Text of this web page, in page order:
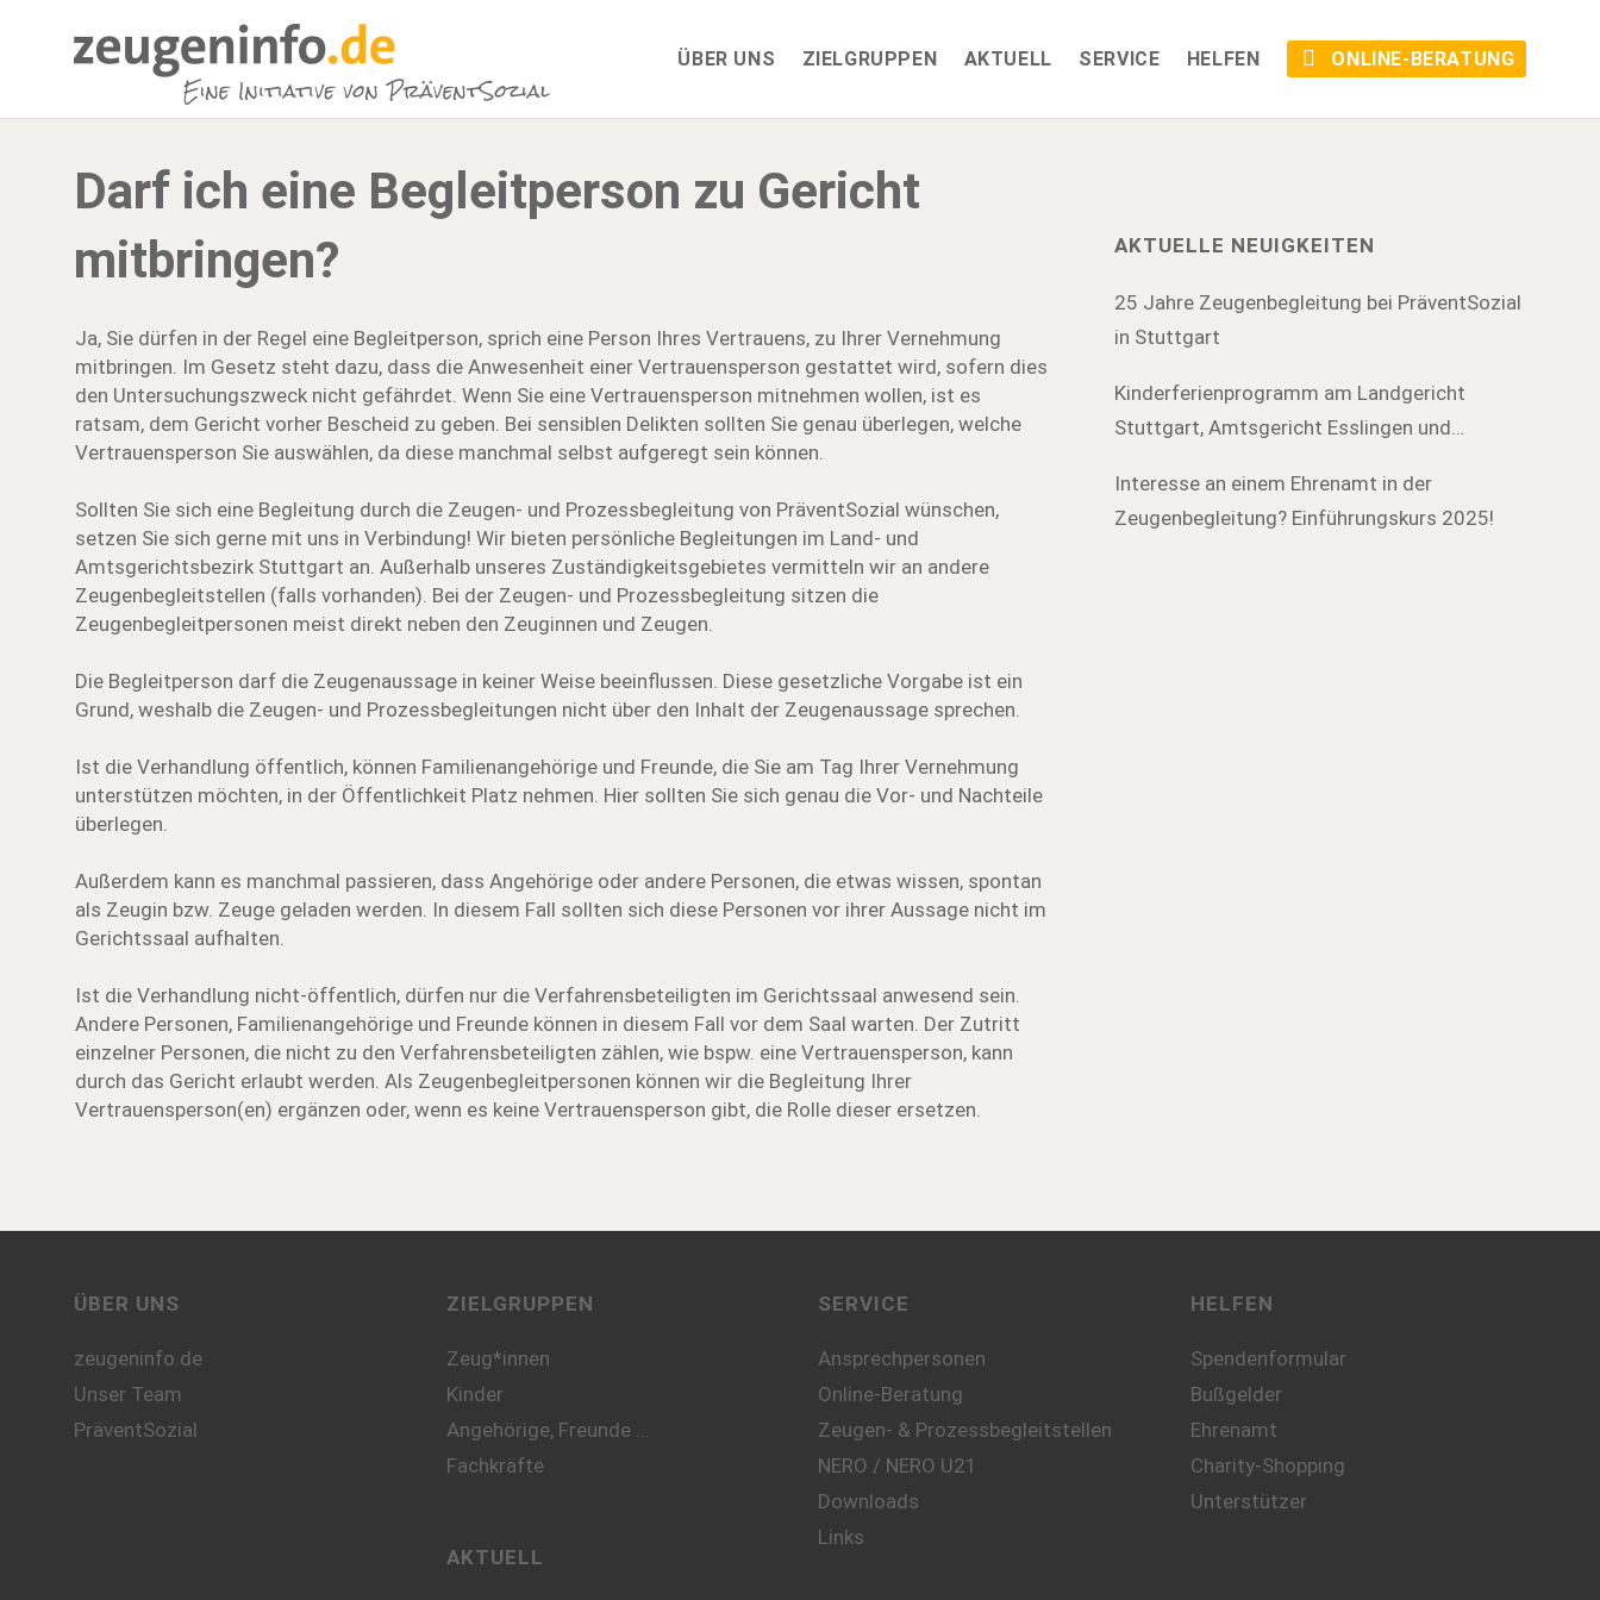
ÜBER UNS ZIELGRUPPEN AKTUELL SERVICE HELFEN ONLINE-BERATUNG
Darf ich eine Begleitperson zu Gericht
mitbringen?
Ja, Sie dürfen in der Regel eine Begleitperson, sprich eine Person Ihres Vertrauens, zu Ihrer Vernehmung
mitbringen. Im Gesetz steht dazu, dass die Anwesenheit einer Vertrauensperson gestattet wird, sofern dies
den Untersuchungszweck nicht gefährdet. Wenn Sie eine Vertrauensperson mitnehmen wollen, ist es
ratsam, dem Gericht vorher Bescheid zu geben. Bei sensiblen Delikten sollten Sie genau überlegen, welche
Vertrauensperson Sie auswählen, da diese manchmal selbst aufgeregt sein können.
Sollten Sie sich eine Begleitung durch die Zeugen- und Prozessbegleitung von PräventSozial wünschen,
setzen Sie sich gerne mit uns in Verbindung! Wir bieten persönliche Begleitungen im Land- und
Amtsgerichtsbezirk Stuttgart an. Außerhalb unseres Zuständigkeitsgebietes vermitteln wir an andere
Zeugenbegleitstellen (falls vorhanden). Bei der Zeugen- und Prozessbegleitung sitzen die
Zeugenbegleitpersonen meist direkt neben den Zeuginnen und Zeugen.
Die Begleitperson darf die Zeugenaussage in keiner Weise beeinflussen. Diese gesetzliche Vorgabe ist ein
Grund, weshalb die Zeugen- und Prozessbegleitungen nicht über den Inhalt der Zeugenaussage sprechen.
Ist die Verhandlung öffentlich, können Familienangehörige und Freunde, die Sie am Tag Ihrer Vernehmung
unterstützen möchten, in der Öffentlichkeit Platz nehmen. Hier sollten Sie sich genau die Vor- und Nachteile
überlegen.
Außerdem kann es manchmal passieren, dass Angehörige oder andere Personen, die etwas wissen, spontan
als Zeugin bzw. Zeuge geladen werden. In diesem Fall sollten sich diese Personen vor ihrer Aussage nicht im
Gerichtssaal aufhalten.
Ist die Verhandlung nicht-öffentlich, dürfen nur die Verfahrensbeteiligten im Gerichtssaal anwesend sein.
Andere Personen, Familienangehörige und Freunde können in diesem Fall vor dem Saal warten. Der Zutritt
einzelner Personen, die nicht zu den Verfahrensbeteiligten zählen, wie bspw. eine Vertrauensperson, kann
durch das Gericht erlaubt werden. Als Zeugenbegleitpersonen können wir die Begleitung Ihrer
Vertrauensperson(en) ergänzen oder, wenn es keine Vertrauensperson gibt, die Rolle dieser ersetzen.
AKTUELLE NEUIGKEITEN
25 Jahre Zeugenbegleitung bei PräventSozial
in Stuttgart
Kinderferienprogramm am Landgericht
Stuttgart, Amtsgericht Esslingen und
Interesse an einem Ehrenamt in der
Zeugenbegleitung? Einführungskurs 2025!
ÜBER UNS
zeugeninfo.de
Unser Team
PräventSozial
ZIELGRUPPEN
Zeug*innen
Kinder
Angehörige, Freunde …
Fachkräfte
AKTUELL
SERVICE
Ansprechpersonen
Online-Beratung
Zeugen- & Prozessbegleitstellen
NERO / NERO U21
Downloads
Links
HELFEN
Spendenformular
Bußgelder
Ehrenamt
Charity-Shopping
Unterstützer